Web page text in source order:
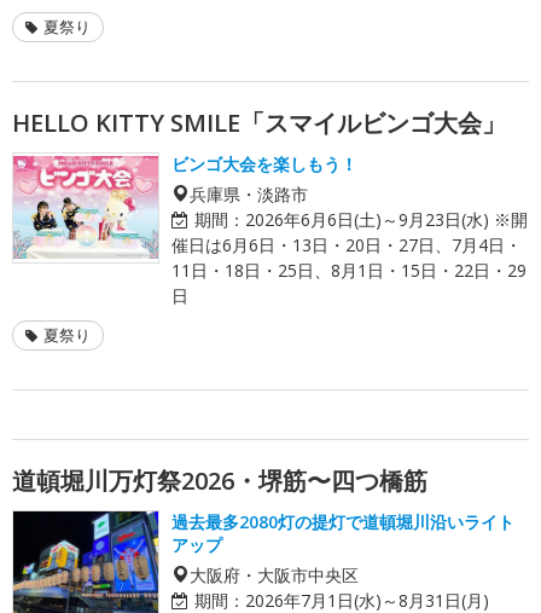
夏祭り
HELLO KITTY SMILE「スマイルビンゴ大会」
ビンゴ大会を楽しもう！
兵庫県・淡路市
期間： 2026年6月6日(土)～9月23日(水) ※開
催日は6月6日・13日・20日・27日、7月4日・
11日・18日・25日、8月1日・15日・22日・29
日
夏祭り
道頓堀川万灯祭2026・堺筋〜四つ橋筋
過去最多2080灯の提灯で道頓堀川沿いライト
アップ
大阪府・大阪市中央区
期間： 2026年7月1日(水)～8月31日(月)